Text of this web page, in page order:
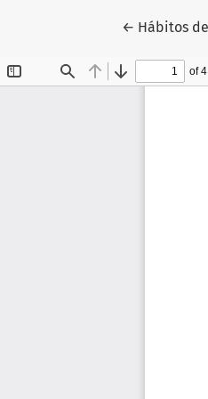
← Volver a
Hábitos